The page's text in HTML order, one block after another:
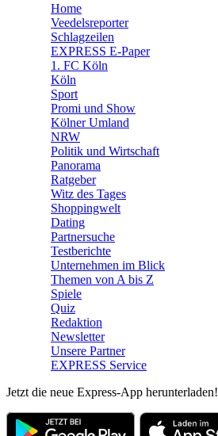
🛒 Shoppingwelt
Home
Veedelsreporter
Schlagzeilen
EXPRESS E-Paper
1. FC Köln
Köln
Sport
Promi und Show
Kölner Umland
NRW
Politik und Wirtschaft
Panorama
Ratgeber
Witz des Tages
Shoppingwelt
Dating
Partnersuche
Testberichte
Unternehmen im Blick
Themen von A bis Z
Spiele
Quiz
Redaktion
Newsletter
Unsere Partner
EXPRESS Service
Jetzt die neue Express-App herunterladen!